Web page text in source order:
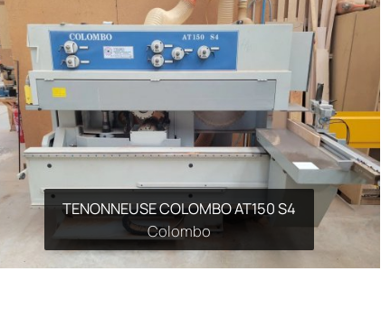
TENONNEUSE COLOMBO AT150 S4
Colombo
CENTRE D'USINAGE MASTERWOOD NESTING...
Masterwood